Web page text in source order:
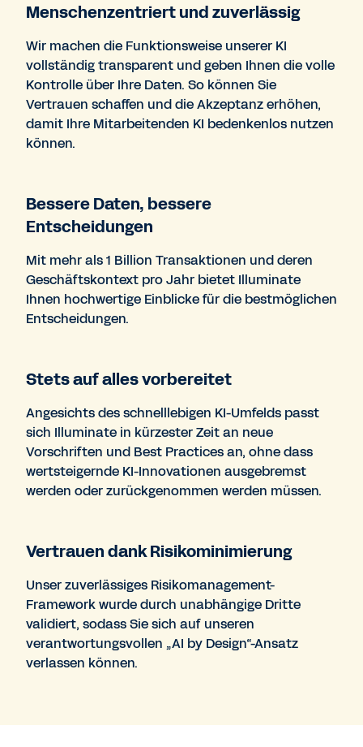
Menschenzentriert und zuverlässig
Wir machen die Funktionsweise unserer KI
vollständig transparent und geben Ihnen die volle
Kontrolle über Ihre Daten. So können Sie
Vertrauen schaffen und die Akzeptanz erhöhen,
damit Ihre Mitarbeitenden KI bedenkenlos nutzen
können.
Bessere Daten, bessere
Entscheidungen
Mit mehr als 1 Billion Transaktionen und deren
Geschäftskontext pro Jahr bietet Illuminate
Ihnen hochwertige Einblicke für die bestmöglichen
Entscheidungen.
Stets auf alles vorbereitet
Angesichts des schnelllebigen KI-Umfelds passt
sich Illuminate in kürzester Zeit an neue
Vorschriften und Best Practices an, ohne dass
wertsteigernde KI-Innovationen ausgebremst
werden oder zurückgenommen werden müssen.
Vertrauen dank Risikominimierung
Unser zuverlässiges Risikomanagement-
Framework wurde durch unabhängige Dritte
validiert, sodass Sie sich auf unseren
verantwortungsvollen „AI by Design“-Ansatz
verlassen können.